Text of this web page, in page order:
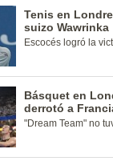
Tenis en
suizo Wawrinka
Escocés logró la
Básquet en
derrotó a
"Dream Team" no